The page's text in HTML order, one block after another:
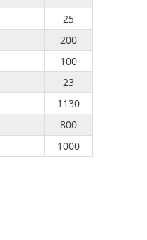
25
200
100
23
1130
800
1000